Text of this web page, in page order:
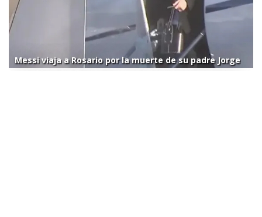
Messi viaja a Rosario por la muerte de su padre Jorge